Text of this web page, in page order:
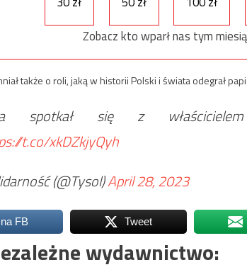
Zobacz kto wparł nas tym
także o roli, jaką w historii Polski i świata odegrał
spotkał się z
t.co/xkDZkjyQyh
(@Tysol)April 28, 2023
FB Tweet
wydawnictwo: